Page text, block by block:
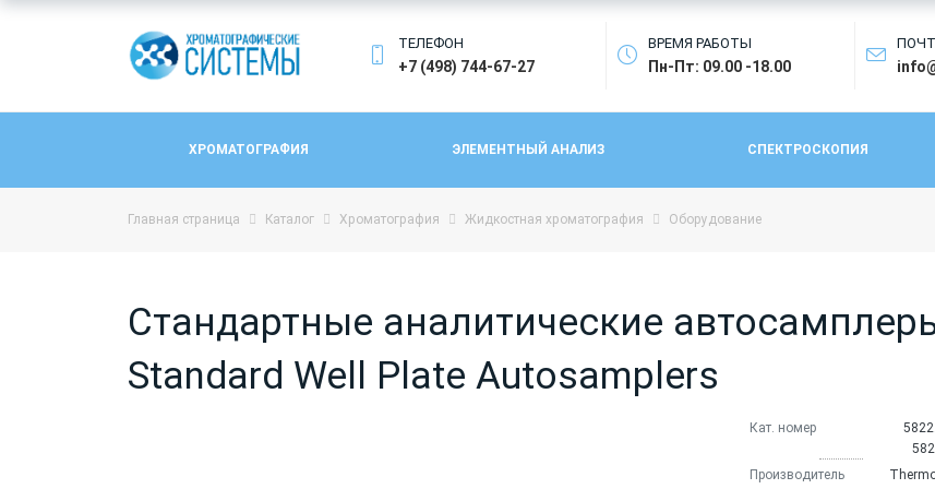
ТЕЛЕФОН
+7 (498) 744-67-27
ВРЕМЯ РАБОТЫ
Пн-Пт: 09.00 -18.00
ХРОМАТОГРАФИЯ ЭЛЕМЕНТНЫЙ АНАЛИЗ СПЕКТРОСКОПИЯ
Главная страница Каталог Хроматография Жидкостная хроматография Оборудование
Стандартные аналитические
Standard Well Plate Autosamplers
Кат. номер
Производитель